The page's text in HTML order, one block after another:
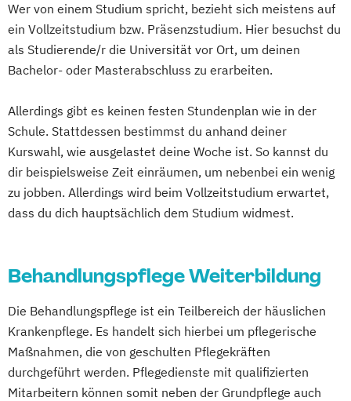
Sozialwesen (IHK)
Hygienebeauftragter in Pflegeeinrichtungen
Dienst
Pflegetherapeut Wunde Praxisanleiter
Qualitätsbeauftragter Wundexperte
Wer von einem Studium spricht, bezieht sich meistens auf
ein Vollzeitstudium bzw. Präsenzstudium. Hier besuchst du
als Studierende/r die Universität vor Ort, um deinen
Bachelor- oder Masterabschluss zu erarbeiten.
Allerdings gibt es keinen festen Stundenplan wie in der
Schule. Stattdessen bestimmst du anhand deiner
Kurswahl, wie ausgelastet deine Woche ist. So kannst du
dir beispielsweise Zeit einräumen, um nebenbei ein wenig
zu jobben. Allerdings wird beim Vollzeitstudium erwartet,
dass du dich hauptsächlich dem Studium widmest.
Behandlungspflege Weiterbildung
Die Behandlungspflege ist ein Teilbereich der häuslichen
Krankenpflege. Es handelt sich hierbei um pflegerische
Maßnahmen, die von geschulten Pflegekräften
durchgeführt werden. Pflegedienste mit qualifizierten
Mitarbeitern können somit neben der Grundpflege auch